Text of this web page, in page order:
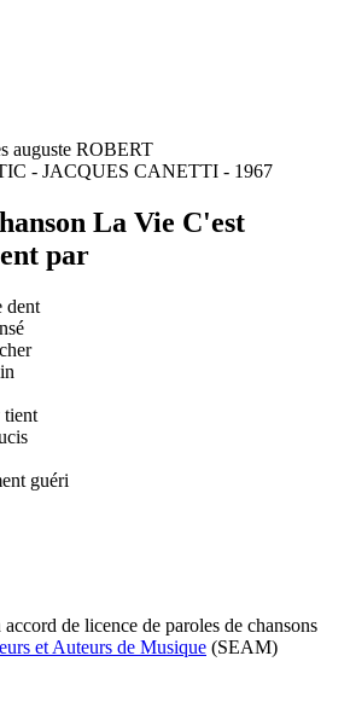
auguste ROBERT
- JACQUES CANETTI - 1967
La Vie C'est
par
dent
tient
guéri
de licence de paroles de chansons
et Auteurs de Musique (SEAM)